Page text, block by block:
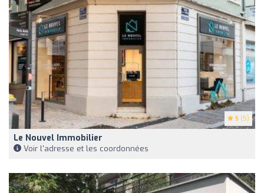
5 (5)
Le Nouvel Immobilier
Voir l'adresse et les coordonnées